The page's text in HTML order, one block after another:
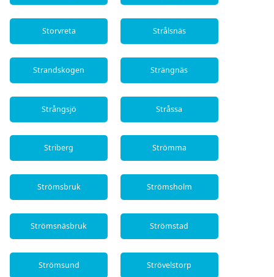
Storvreta Strålsnäs
Strandskogen Strängnäs
Strångsjö Stråssa
Striberg Strömma
Strömsbruk Strömsholm
Strömsnäsbruk Strömstad
Strömsund Strövelstorp